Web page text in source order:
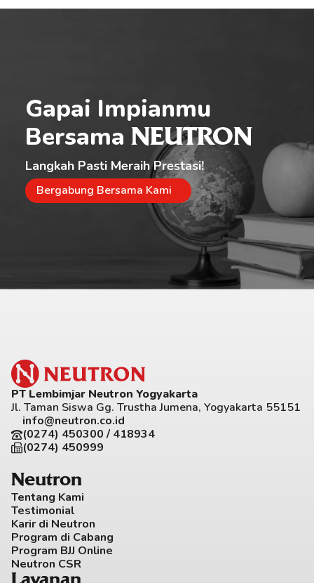
Gapai Impianmu
Bersama NEUTRON
Langkah Pasti Meraih Prestasi!
Bergabung Bersama Kami
PT Lembimjar Neutron Yogyakarta
Jl. Taman Siswa Gg. Trustha Jumena, Yogyakarta 55151
info@neutron.co.id
(0274) 450300 / 418934
(0274) 450999
Neutron
Tentang Kami
Testimonial
Karir di Neutron
Program di Cabang
Program BJJ Online
Neutron CSR